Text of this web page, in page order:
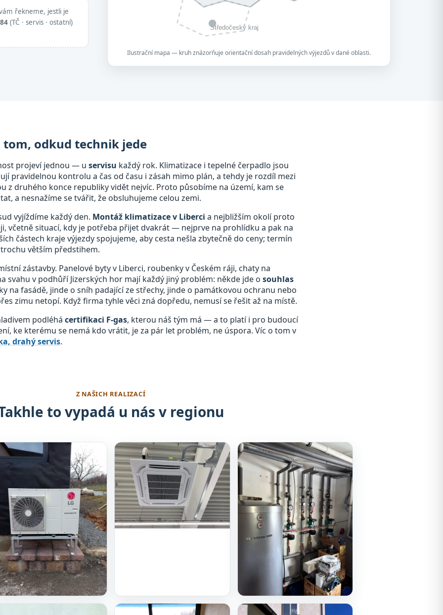
řekneme, jestli je
(TČ · servis · ostatní)
Středočeský kraj
Ilustrační mapa — kruh znázorňuje orientační dosah pravidelných výjezdů v dané oblasti.
tom, odkud technik jede
projeví jednou — u servisu každý rok. Klimatizace i tepelné čerpadlo jsou
pravidelnou kontrolu a čas od času i zásah mimo plán, a tehdy je rozdíl mezi
z druhého konce republiky vidět nejvíc. Proto působíme na území, kam se
a nesnažíme se tvářit, že obsluhujeme celou zemi.
vyjíždíme každý den. Montáž klimatizace v Liberci a nejbližším okolí proto
včetně situací, kdy je potřeba přijet dvakrát — nejprve na prohlídku a pak na
částech kraje výjezdy spojujeme, aby cesta nešla zbytečně do ceny; termín
větším předstihem.
zástavby. Panelové byty v Liberci, roubenky v Českém ráji, chaty na
svahu v podhůří Jizerských hor mají každý jiný problém: někde jde o souhlas
na fasádě, jinde o sníh padající ze střechy, jinde o památkovou ochranu nebo
zimu netopí. Když firma tyhle věci zná dopředu, nemusí se řešit až na místě.
podléhá certifikaci F-gas, kterou náš tým má — a to platí i pro budoucí
ke kterému se nemá kdo vrátit, je za pár let problém, ne úspora. Víc o tom v
drahý servis.
Z NAŠICH REALIZACÍ
to vypadá u nás v regionu